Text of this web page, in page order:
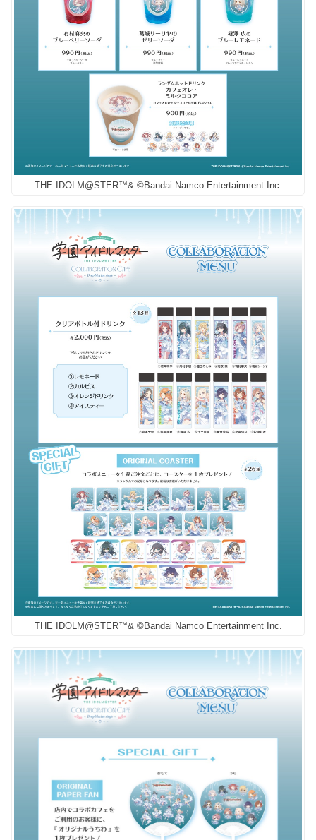
THE IDOLM@STER™& ©Bandai Namco Entertainment Inc.
THE IDOLM@STER™& ©Bandai Namco Entertainment Inc.